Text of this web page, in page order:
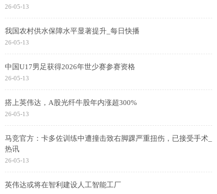
26-05-13
我国农村供水保障水平显著提升_每日快播
26-05-13
中国U17男足获得2026年世少赛参赛资格
26-05-13
搭上英伟达，A股光纤牛股年内涨超300%
26-05-13
马竞官方：卡多佐训练中遭撞击致右脚踝严重扭伤，已接受手术_
热讯
26-05-13
英伟达或将在智利建设人工智能工厂